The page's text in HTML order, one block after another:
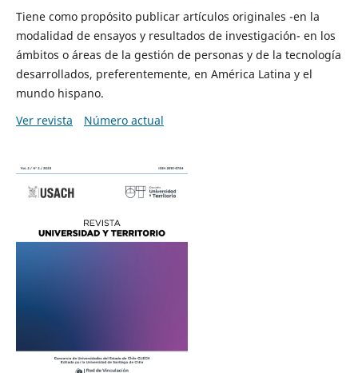
Tiene como propósito publicar artículos originales -en la
modalidad de ensayos y resultados de investigación- en los
ámbitos o áreas de la gestión de personas y de la tecnología
desarrollados, preferentemente, en América Latina y el
mundo hispano.
Ver revista
Número actual